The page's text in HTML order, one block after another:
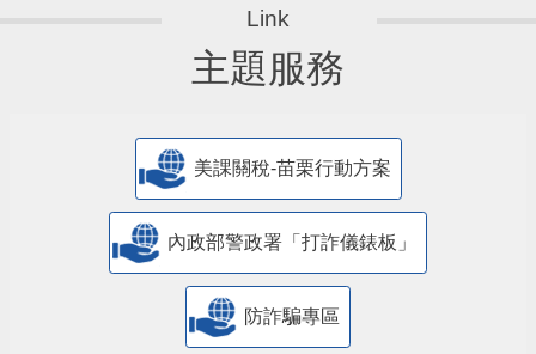
主題服務
美課關稅-苗栗行動方案
內政部警政署「打詐儀錶板」
防詐騙專區